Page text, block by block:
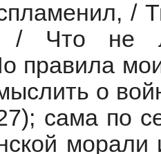
/
/ Что не
правила
о
сама по
морали